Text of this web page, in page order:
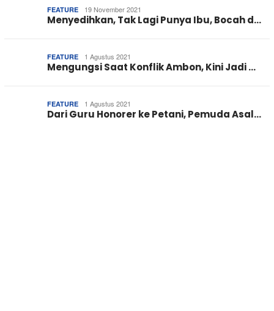
FEATURE 19 November 2021
Menyedihkan, Tak Lagi Punya Ibu, Bocah d…
FEATURE 1 Agustus 2021
Mengungsi Saat Konflik Ambon, Kini Jadi …
FEATURE 1 Agustus 2021
Dari Guru Honorer ke Petani, Pemuda Asal…